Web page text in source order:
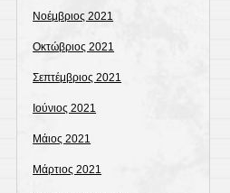
Νοέμβριος 2021
Οκτώβριος 2021
Σεπτέμβριος 2021
Ιούνιος 2021
Μάιος 2021
Μάρτιος 2021